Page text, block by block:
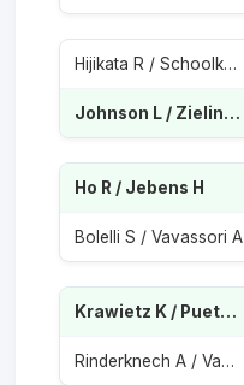
Hijikata R / Schoolkate T
Johnson L / Zielinski J
Ho R / Jebens H
Bolelli S / Vavassori A
Krawietz K / Puetz T
Rinderknech A / Vacherot V